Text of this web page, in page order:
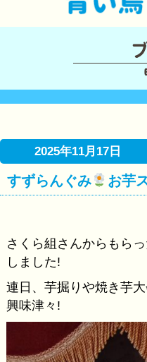
2025年11月17日
すずらんぐみ お芋
さくら組さんからもら
しました!
連日、芋掘りや焼き芋
興味津々!